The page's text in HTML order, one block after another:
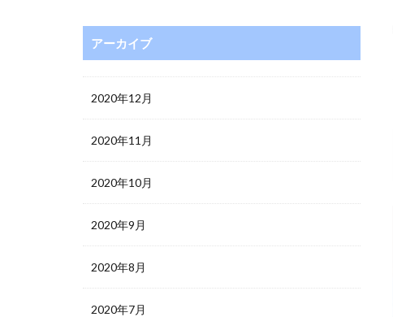
アーカイブ
2020年12月
2020年11月
2020年10月
2020年9月
2020年8月
2020年7月